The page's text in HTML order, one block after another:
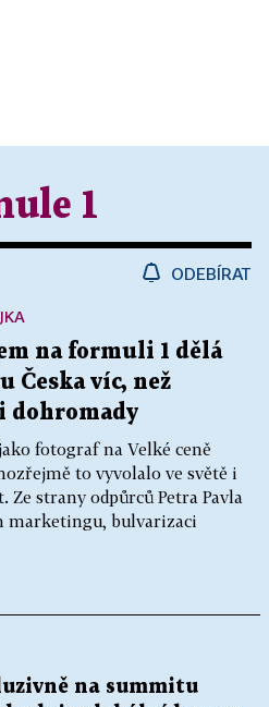
1
ODEBÍRAT
na formuli 1 dělá
Česka víc, než
dohromady
fotograf na Velké ceně
to vyvolalo ve světě i
Ze strany odpůrců Petra Pavla
marketingu, bulvarizaci
na summitu